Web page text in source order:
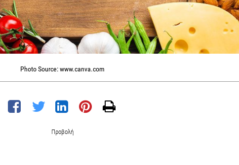
Photo Source: www.canva.com
Προβολή